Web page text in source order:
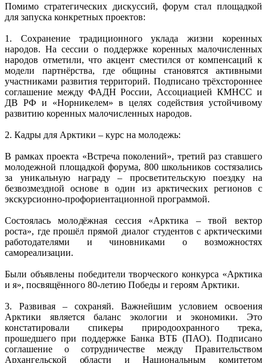
Помимо стратегических дискуссий, форум стал площадкой
для запуска конкретных проектов:
1. Сохранение традиционного уклада жизни коренных
народов. На сессии о поддержке коренных малочисленных
народов отметили, что акцент сместился от компенсаций к
модели партнёрства, где общины становятся активными
участниками развития территорий. Подписано трёхстороннее
соглашение между ФАДН России, Ассоциацией КМНСС и
ДВ РФ и «Норникелем» в целях содействия устойчивому
развитию коренных малочисленных народов.
2. Кадры для Арктики – курс на молодежь:
В рамках проекта «Встреча поколений», третий раз ставшего
молодежной площадкой форума, 800 школьников состязались
за уникальную награду – просветительскую поездку на
безвозмездной основе в один из арктических регионов с
экскурсионно-профориентационной программой.
Состоялась молодёжная сессия «Арктика – твой вектор
роста», где прошёл прямой диалог студентов с арктическими
работодателями и чиновниками о возможностях
самореализации.
Были объявлены победители творческого конкурса «Арктика
и я», посвящённого 80-летию Победы и героям Арктики.
3. Развивая – сохраняй. Важнейшим условием освоения
Арктики является баланс экологии и экономики. Это
констатировали спикеры природоохранного трека,
прошедшего при поддержке Банка ВТБ (ПАО). Подписано
соглашение о сотрудничестве между Правительством
Архангельской области и Национальным комитетом